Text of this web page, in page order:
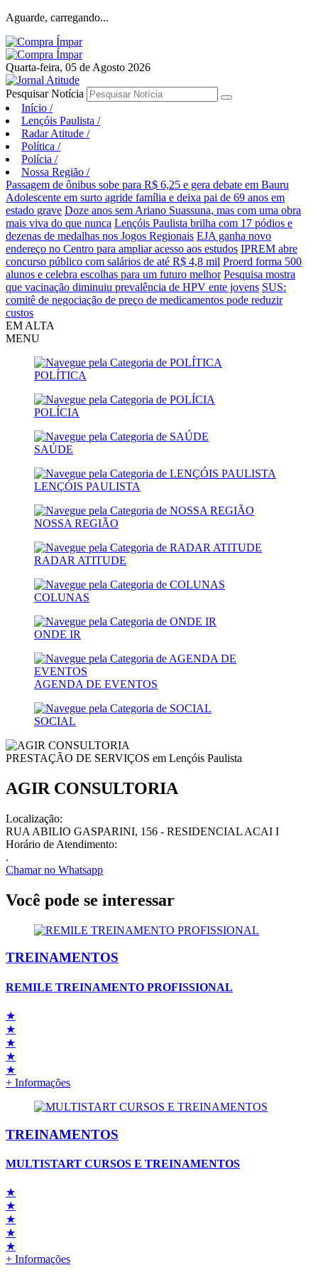
Aguarde, carregando...
Quarta-feira, 05 de Agosto 2026
Pesquisar Notícia
Início /
Lençóis Paulista /
Radar Atitude /
Política /
Polícia /
Nossa Região /
Passagem de ônibus sobe para R$ 6,25 e gera debate em Bauru
Adolescente em surto agride família e deixa pai de 69 anos em
estado grave Doze anos sem Ariano Suassuna, mas com uma obra
mais viva do que nunca Lençóis Paulista brilha com 17 pódios e
dezenas de medalhas nos Jogos Regionais EJA ganha novo
endereço no Centro para ampliar acesso aos estudos IPREM abre
concurso público com salários de até R$ 4,8 mil Proerd forma 500
alunos e celebra escolhas para um futuro melhor Pesquisa mostra
que vacinação diminuiu prevalência de HPV ente jovens SUS:
comitê de negociação de preço de medicamentos pode reduzir
custos
EM ALTA
MENU
POLÍTICA
POLÍCIA
SAÚDE
LENÇÓIS PAULISTA
NOSSA REGIÃO
RADAR ATITUDE
COLUNAS
ONDE IR
AGENDA DE EVENTOS
SOCIAL
PRESTAÇÃO DE SERVIÇOS em Lençóis Paulista
AGIR CONSULTORIA
Localização:
RUA ABILIO GASPARINI, 156 - RESIDENCIAL ACAI I
Horário de Atendimento:
.
Chamar no Whatsapp
Você pode se interessar
TREINAMENTOS
REMILE TREINAMENTO PROFISSIONAL
★
★
★
★
★
+ Informações
TREINAMENTOS
MULTISTART CURSOS E TREINAMENTOS
★
★
★
★
★
+ Informações